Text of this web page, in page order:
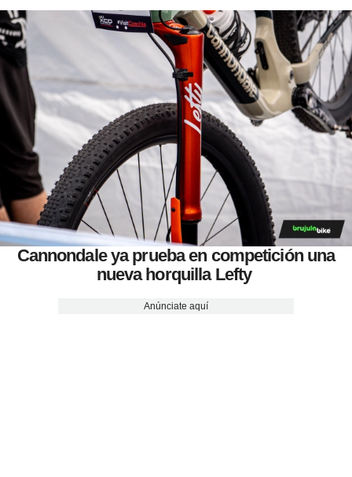
Cannondale ya prueba en competición una
nueva horquilla Lefty
Anúnciate aquí